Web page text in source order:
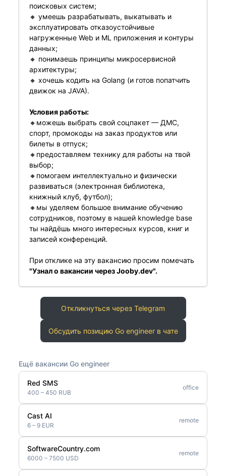
поисковых систем;
🔸 умеешь разрабатывать, выкатывать и
эксплуатировать отказоустойчивые
нагруженные Web и ML приложения и контуры
данных;
🔸 понимаешь принципы микросервисной
архитектуры;
🔸 хочешь кодить на Golang (и готов попатчить
движок на JAVA).
Условия работы:
🔸можешь выбрать свой соцпакет — ДМС,
спорт, промокоды на заказ продуктов или
билеты в отпуск;
🔸предоставляем технику для работы на твой
выбор;
🔸помогаем интеллектуально и физически
развиваться (электронная библиотека,
книжный клуб, футбол);
🔸мы уделяем большое внимание обучению
сотрудников, поэтому в нашей knowledge base
ты найдёшь много интересных курсов, книг и
записей конференций.
При отклике на эту вакансию просим помечать
"Узнал о вакансии через Jooby.dev".
Откликнуться через Telegram
Обсудить позицию Go engineer в чате
Ещё вакансии Go engineer
Red SMS
400 – 450 RUB
office
Cast AI
6 – 9 EUR
remote
SoftwareCountry.com
6000 – 7500 USD
remote